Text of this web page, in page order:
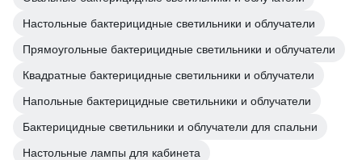
Настольные бактерицидные светильники и облучатели
Прямоугольные бактерицидные светильники и облучатели
Квадратные бактерицидные светильники и облучатели
Напольные бактерицидные светильники и облучатели
Бактерицидные светильники и облучатели для спальни
Настольные лампы для кабинета